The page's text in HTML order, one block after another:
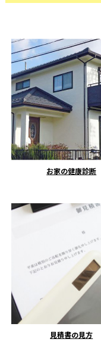
お家の健康診断
見積書の見方